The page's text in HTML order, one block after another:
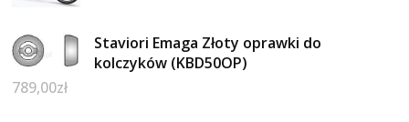
Staviori Emaga Złoty oprawki do
kolczyków (KBD50OP)
789,00zł